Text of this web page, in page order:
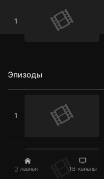
Главная ТВ-каналы
1
Эпизоды
1
2